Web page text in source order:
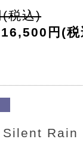
税込)
16,500円(
Silent